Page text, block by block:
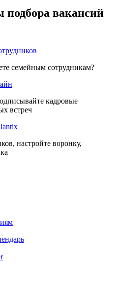
вакансий
семейным сотрудникам?
кадровые
встреч
настройте воронку,